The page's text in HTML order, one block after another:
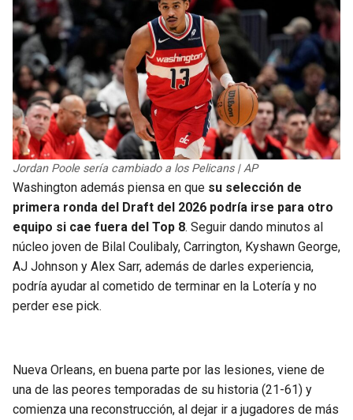
Jordan Poole sería cambiado a los Pelicans | AP
Washington además piensa en que su selección de
primera ronda del Draft del 2026 podría irse para otro
equipo si cae fuera del Top 8. Seguir dando minutos al
núcleo joven de Bilal Coulibaly, Carrington, Kyshawn George,
AJ Johnson y Alex Sarr, además de darles experiencia,
podría ayudar al cometido de terminar en la Lotería y no
perder ese pick.
Nueva Orleans, en buena parte por las lesiones, viene de
una de las peores temporadas de su historia (21-61) y
comienza una reconstrucción, al dejar ir a jugadores de más